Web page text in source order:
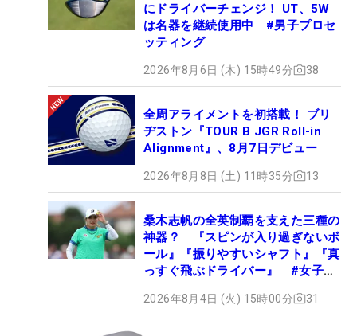
にドライバーチェンジ！ UT、5W
は名器を継続使用中 #男子プロセ
ッティング
2026年8月6日 (木) 15時49分 38
全周アライメントを初搭載！ ブリ
ヂストン『TOUR B JGR Roll-in
Alignment』、8月7日デビュー
2026年8月8日 (土) 11時35分 13
桑木志帆の全英制覇を支えた三種の
神器？ 『スピンが入り過ぎないボ
ール』『振りやすいシャフト』『真
っすぐ飛ぶドライバー』 #女子プ
2026年8月4日 (火) 15時00分 31